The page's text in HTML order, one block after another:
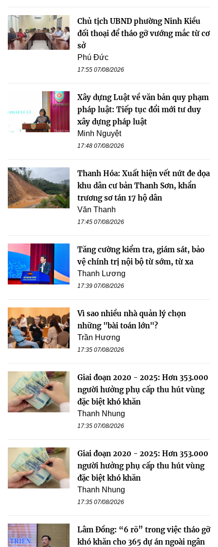
Chủ tịch UBND phường Ninh Kiều
đối thoại để tháo gỡ vướng mắc từ cơ
sở
Phú Đức
17:55 07/08/2026
Xây dựng Luật về văn bản quy phạm
pháp luật: Tiếp tục đổi mới tư duy
xây dựng pháp luật
Minh Nguyệt
17:48 07/08/2026
Thanh Hóa: Xuất hiện vết nứt đe dọa
khu dân cư bản Thanh Sơn, khẩn
trương sơ tán 17 hộ dân
Văn Thanh
17:45 07/08/2026
Tăng cường kiểm tra, giám sát, bảo
vệ chính trị nội bộ từ sớm, từ xa
Thanh Lương
17:39 07/08/2026
Vì sao nhiều nhà quản lý chọn
những "bài toán lớn"?
Trần Hương
17:35 07/08/2026
Giai đoạn 2020 - 2025: Hơn 353.000
người hưởng phụ cấp thu hút vùng
đặc biệt khó khăn
Thanh Nhung
17:35 07/08/2026
Giai đoạn 2020 - 2025: Hơn 353.000
người hưởng phụ cấp thu hút vùng
đặc biệt khó khăn
Thanh Nhung
17:35 07/08/2026
Lâm Đồng: “6 rõ” trong việc tháo gỡ
khó khăn cho 365 dự án ngoài ngân